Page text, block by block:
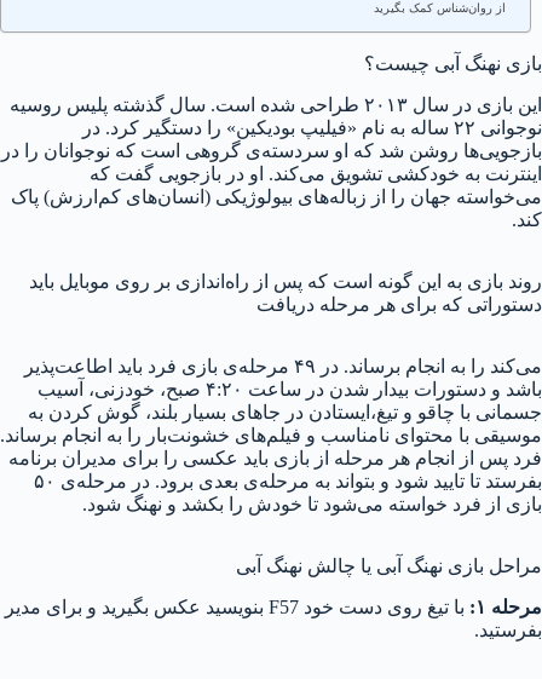
از روان‌شناس کمک بگیرید
بازی نهنگ آبی چیست؟
این بازی در سال ۲۰۱۳ طراحی شده است. سال گذشته پلیس روسیه
نوجوانی ۲۲ ساله به نام «فیلیپ بودیکین» را دستگیر کرد. در
بازجویی‌ها روشن شد که او سردسته‌ی گروهی است که نوجوانان را در
اینترنت به خودکشی تشویق می‌کند. او در بازجویی گفت که
می‌خواسته جهان را از زباله‌های بیولوژیکی (انسان‌های کم‌ارزش) پاک
کند.
روند بازی به این گونه است که پس از راه‌اندازی بر روی موبایل باید
دستوراتی که برای هر مرحله دریافت
می‌کند را به انجام برساند. در ۴۹ مرحله‌ی بازی فرد باید اطاعت‌پذیر
باشد و دستورات بیدار شدن در ساعت ۴:۲۰ صبح، خودزنی، آسیب
جسمانی با چاقو و تیغ،ایستادن در جاهای بسیار بلند، گوش کردن به
موسیقی‌ با محتوای نامناسب و فیلم‌‌های خشونت‌بار را به انجام برساند.
فرد پس از انجام هر مرحله از بازی باید عکسی را برای مدیران برنامه
بفرستد تا تایید شود و بتواند به مرحله‌ی بعدی برود. در مرحله‌ی ۵۰
بازی از فرد خواسته می‌شود تا خودش را بکشد و نهنگ شود.
مراحل بازی نهنگ آبی یا چالش نهنگ آبی
مرحله ۱:
با تیغ روی دست خود F57 بنویسید عکس بگیرید و برای مدیر
بفرستید.